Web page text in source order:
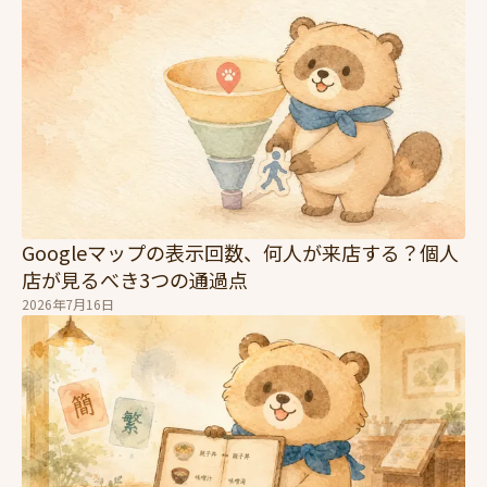
Googleマップの表示回数、何人が来店する？個人
店が見るべき3つの通過点
2026年7月16日